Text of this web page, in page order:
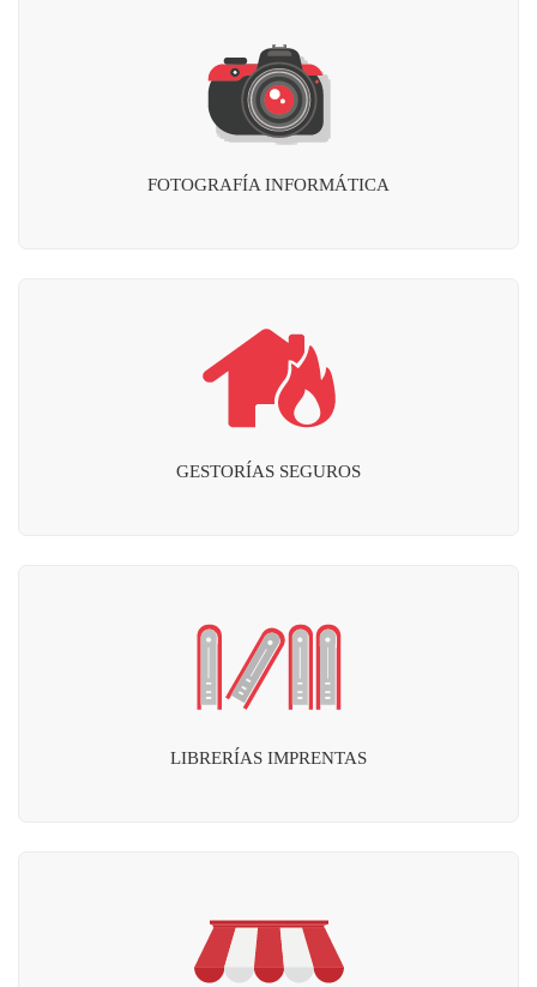
FOTOGRAFÍA INFORMÁTICA
GESTORÍAS SEGUROS
LIBRERÍAS IMPRENTAS